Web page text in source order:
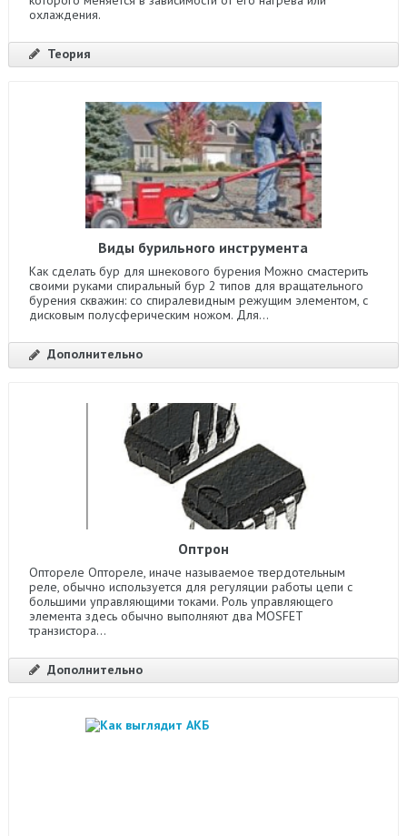
охлаждения.
Теория
Виды бурильного инструмента
Как сделать бур для шнекового бурения Можно смастерить
своими руками спиральный бур 2 типов для вращательного
бурения скважин: со спиралевидным режущим элементом, с
дисковым полусферическим ножом. Для...
Дополнительно
Оптрон
Оптореле Оптореле, иначе называемое твердотельным
реле, обычно используется для регуляции работы цепи с
большими управляющими токами. Роль управляющего
элемента здесь обычно выполняют два MOSFET
транзистора...
Дополнительно